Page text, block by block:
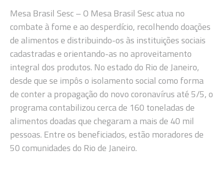
Mesa Brasil Sesc – O Mesa Brasil Sesc atua no
combate à fome e ao desperdício, recolhendo doações
de alimentos e distribuindo-os às instituições sociais
cadastradas e orientando-as no aproveitamento
integral dos produtos. No estado do Rio de Janeiro,
desde que se impôs o isolamento social como forma
de conter a propagação do novo coronavírus até 5/5, o
programa contabilizou cerca de 160 toneladas de
alimentos doadas que chegaram a mais de 40 mil
pessoas. Entre os beneficiados, estão moradores de
50 comunidades do Rio de Janeiro.